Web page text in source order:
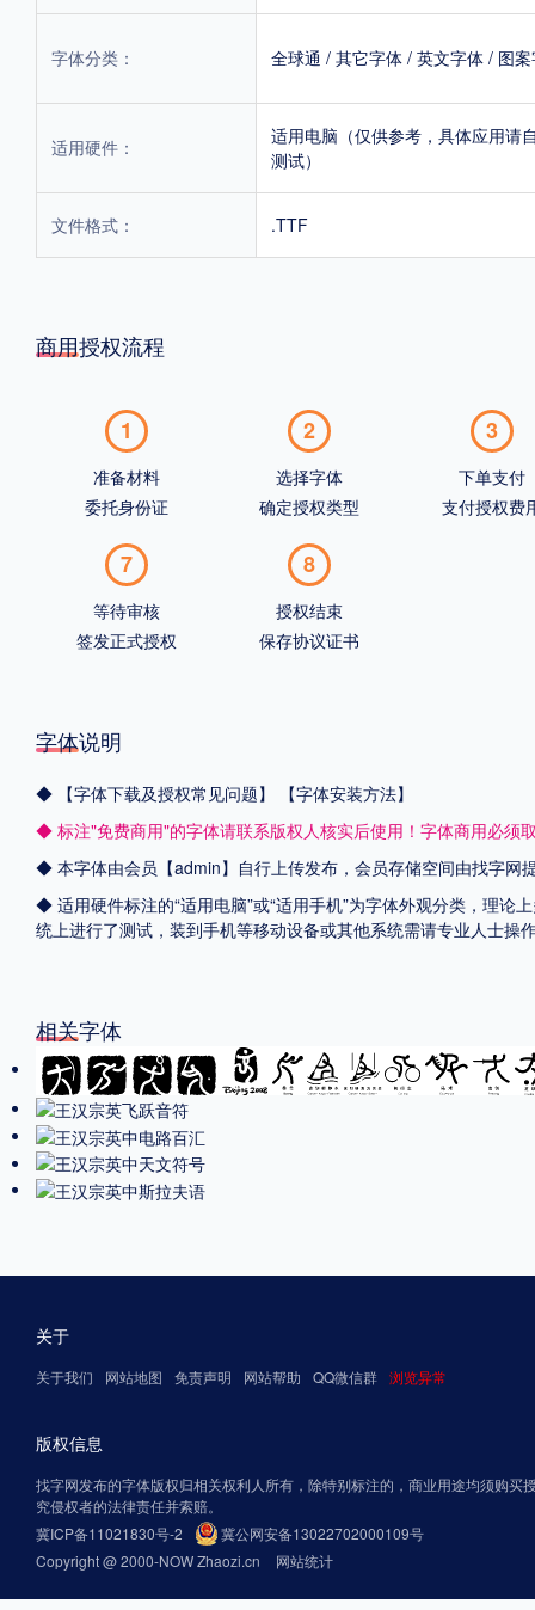
字体分类： 全球通 / 其它字体 / 英文字体 / 图
适用硬件：
适用电脑（仅供参考，具体应用请
测试）
文件格式： .TTF
商用授权流程
1
准备材料
委托身份证
2
选择字体
确定授权类型
3
下单支付
支付授权费
7
等待审核
签发正式授权
8
授权结束
保存协议证书
字体说明
◆ 【字体下载及授权常见问题】
【字体安装方法】
◆ 标注"免费商用"的字体请联系版权人核实后使用！字体商用必须
◆ 本字体由会员【admin】自行上传发布，会员存储空间由找字网
◆ 适用硬件标注的“适用电脑”或“适用手机”为字体外观分类，理论
统上进行了测试，装到手机等移动设备或其他系统需请专业人士
相关字体
关于
关于我们 网站地图 免责声明 网站帮助 QQ微信群 浏览异常
版权信息
找字网发布的字体版权归相关权利人所有，除特别标注的，商业用途均须购买
究侵权者的法律责任并索赔。
冀ICP备11021830号-2
冀公网安备13022702000109号
Copyright @ 2000-NOW Zhaozi.cn
网站统计